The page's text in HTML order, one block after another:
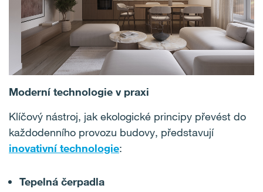
Moderní technologie v praxi
Klíčový nástroj, jak ekologické principy převést do
každodenního provozu budovy, představují
inovativní technologie:
Tepelná čerpadla